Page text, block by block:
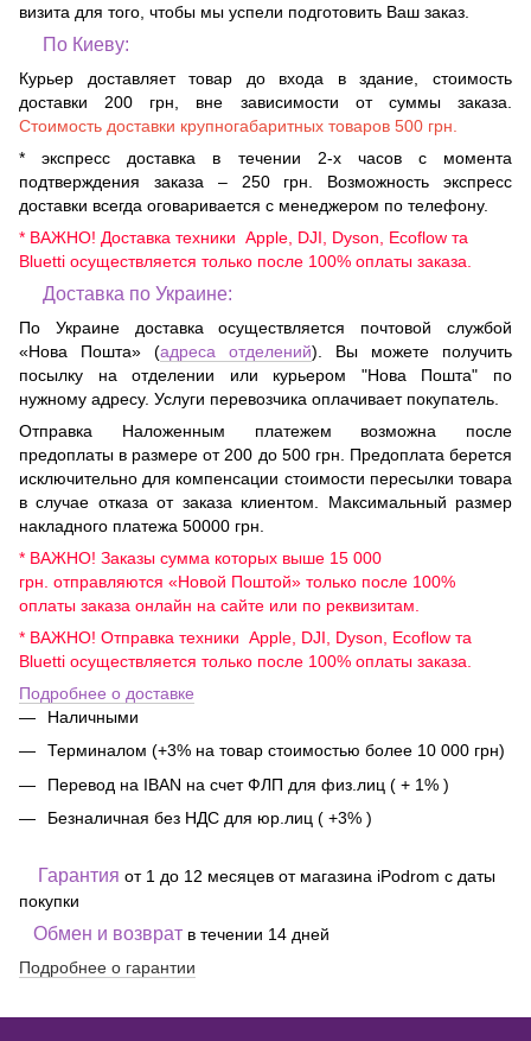
визита для того, чтобы мы успели подготовить Ваш заказ.
По Киеву:
Курьер доставляет товар до входа в здание, стоимость
доставки 200 грн, вне зависимости от суммы заказа.
Стоимость доставки крупногабаритных товаров 500 грн.
* экспресс доставка в течении 2-х часов с момента
подтверждения заказа – 250 грн. Возможность экспресс
доставки всегда оговаривается с менеджером по телефону.
* ВАЖНО! Доставка техники Apple, DJI, Dyson, Ecoflow та
Bluetti осуществляется только после 100% оплаты заказа.
Доставка по Украине:
По Украине доставка осуществляется почтовой службой
«Нова Пошта» (адреса отделений). Вы можете получить
посылку на отделении или курьером "Нова Пошта" по
нужному адресу. Услуги перевозчика оплачивает покупатель.
Отправка Наложенным платежем возможна после
предоплаты в размере от 200 до 500 грн. Предоплата берется
исключительно для компенсации стоимости пересылки товара
в случае отказа от заказа клиентом. Максимальный размер
накладного платежа 50000 грн.
* ВАЖНО! Заказы сумма которых выше 15 000
грн. отправляются «Новой Поштой» только после 100%
оплаты заказа онлайн на сайте или по реквизитам.
* ВАЖНО! Отправка техники Apple, DJI, Dyson, Ecoflow та
Bluetti осуществляется только после 100% оплаты заказа.
Подробнее о доставке
Наличными
Терминалом (+3% на товар стоимостью более 10 000 грн)
Перевод на IBAN на счет ФЛП для физ.лиц ( + 1% )
Безналичная без НДС для юр.лиц ( +3% )
Гарантия от 1 до 12 месяцев от магазина iPodrom с даты
покупки
Обмен и возврат в течении 14 дней
Подробнее о гарантии